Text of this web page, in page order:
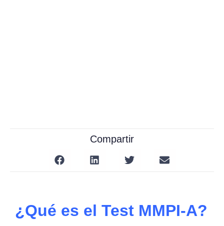
Compartir
¿Qué es el Test MMPI-A?